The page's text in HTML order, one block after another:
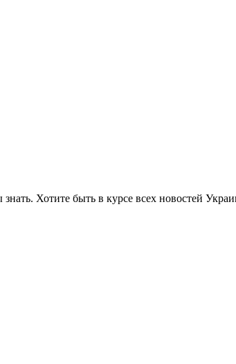
Хотите быть в курсе всех новостей